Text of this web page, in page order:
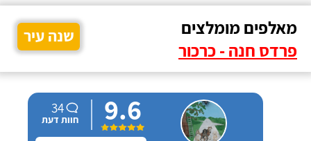
מאלפים מומלצים
פרדס חנה - כרכור
שנה עיר
9.6
34
חוות דעת